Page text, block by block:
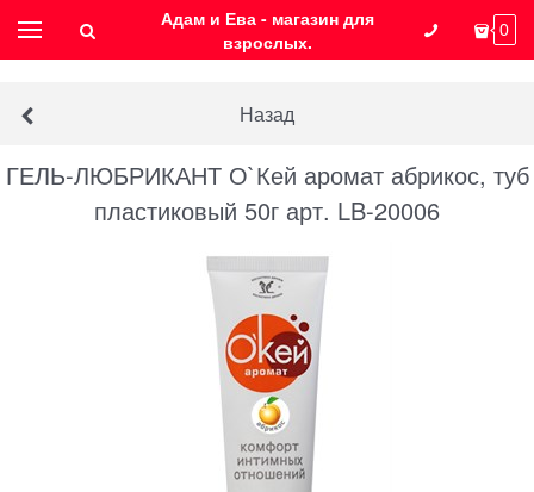
Адам и Ева - магазин для
взрослых.
0
Назад
ГЕЛЬ-ЛЮБРИКАНТ О`Кей аромат абрикос, туб
пластиковый 50г арт. LB-20006